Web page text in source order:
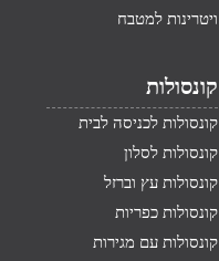
ויטרינות למטבח
קונסולות
קונסולות לכניסה לבית
קונסולות לסלון
קונסולות עץ וברזל
קונסולות כפריות
קונסולות עם מגירות